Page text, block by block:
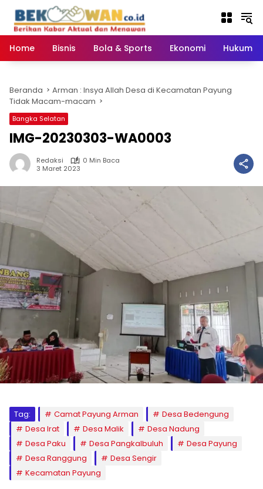
konten
Home
Bisnis Bola & Sports Ekonomi Hukum
Beranda
Arman : Insya Allah Desa di Kecamatan Payung
Tidak Macam-macam
Bangka Selatan
IMG-20230303-WA0003
Redaksi
0 Min Baca
3 Maret 2023
Tag: Camat Payung Arman
Desa Bedengung
Desa Irat
Desa Malik
Desa Nadung
Desa Paku
Desa Pangkalbuluh
Desa Payung
Desa Ranggung
Desa Sengir
Kecamatan Payung